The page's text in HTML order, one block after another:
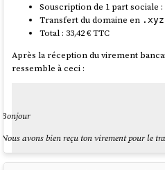
Souscription de 1 part sociale :
Transfert du domaine en .xyz
Total : 33,42 € TTC
Après la réception du virement
ressemble à ceci :
Bonjour
Nous avons bien reçu ton virement pour le
Pour avancer sur le transfert, il faut saisir